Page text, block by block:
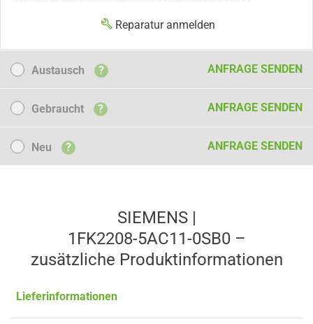
Reparatur anmelden
Austausch
Austausch ? ANFRAGE SENDEN
Gebraucht
Gebraucht ? ANFRAGE SENDEN
NeuNeu ? ANFRAGE SENDEN
SIEMENS |
1FK2208-5AC11-0SB0 –
zusätzliche Produkt­informationen
Lieferinformationen